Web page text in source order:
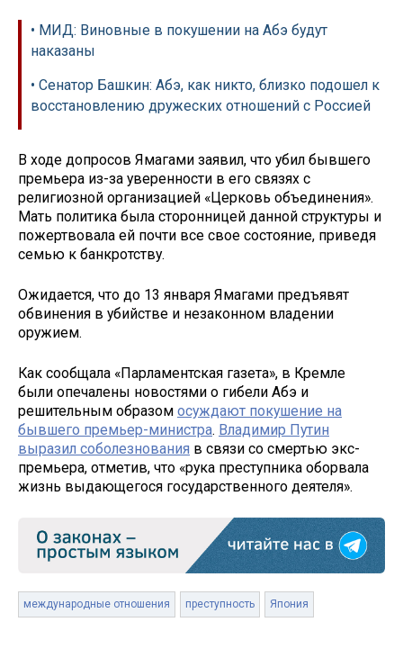
• МИД: Виновные в покушении на Абэ будут
наказаны
• Сенатор Башкин: Абэ, как никто, близко подошел к
восстановлению дружеских отношений с Россией
В ходе допросов Ямагами заявил, что убил бывшего
премьера из-за уверенности в его связях с
религиозной организацией «Церковь объединения».
Мать политика была сторонницей данной структуры и
пожертвовала ей почти все свое состояние, приведя
семью к банкротству.
Ожидается, что до 13 января Ямагами предъявят
обвинения в убийстве и незаконном владении
оружием.
Как сообщала «Парламентская газета», в Кремле
были опечалены новостями о гибели Абэ и
решительным образом осуждают покушение на
бывшего премьер-министра. Владимир Путин
выразил соболезнования в связи со смертью экс-
премьера, отметив, что «рука преступника оборвала
жизнь выдающегося государственного деятеля».
международные отношения преступность Япония